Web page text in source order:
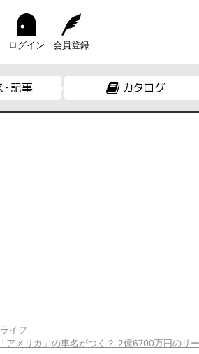
ログイン 会員登録
・記事 カタログ
ライフ
アメリカ」の車名がつく？ 2億6700万円のリ